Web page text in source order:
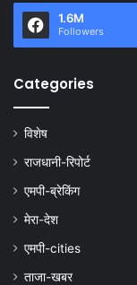
1.6M
Followers
Categories
विशेष
राजधानी-रिपोर्ट
एमपी-ब्रेकिंग
मेरा-देश
एमपी-cities
ताजा-खबर